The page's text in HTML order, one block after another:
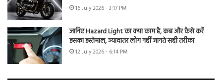
16 July 2026 - 3:17 PM
जानिए Hazard Light का क्या काम है, कब और कैसे करें
इसका इस्तेमाल, ज्यादातर लोग नहीं जानते सही तरीका
12 July 2026 - 6:14 PM